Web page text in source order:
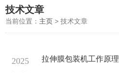
技术文章
当前位置： 主页 > 技术文章
拉伸膜包装机工作原理
2025